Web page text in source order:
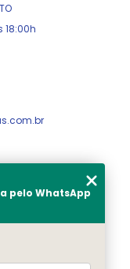
18:00h
pelo WhatsApp